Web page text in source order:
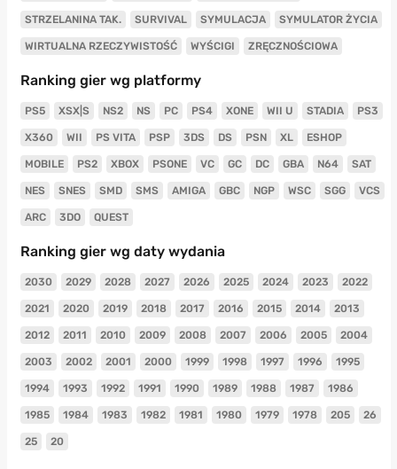
STRZELANINA TAK. SURVIVAL SYMULACJA SYMULATOR ŻYCIA
WIRTUALNA RZECZYWISTOŚĆ WYŚCIGI ZRĘCZNOŚCIOWA
Ranking gier wg platformy
PS5 XSX|S NS2 NS PC PS4 XONE WII U STADIA PS3
X360 WII PS VITA PSP 3DS DS PSN XL ESHOP
MOBILE PS2 XBOX PSONE VC GC DC GBA N64 SAT
NES SNES SMD SMS AMIGA GBC NGP WSC SGG VCS
ARC 3DO QUEST
Ranking gier wg daty wydania
2030 2029 2028 2027 2026 2025 2024 2023 2022
2021 2020 2019 2018 2017 2016 2015 2014 2013
2012 2011 2010 2009 2008 2007 2006 2005 2004
2003 2002 2001 2000 1999 1998 1997 1996 1995
1994 1993 1992 1991 1990 1989 1988 1987 1986
1985 1984 1983 1982 1981 1980 1979 1978 205 26
25 20